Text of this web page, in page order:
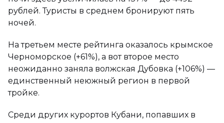
рублей. Туристы в среднем бронируют пять
ночей.
На третьем месте рейтинга оказалось крымское
Черноморское (+61%), а вот второе место
неожиданно заняла волжская Дубовка (+106%) —
единственный неюжный регион в первой
тройке.
Среди других курортов Кубани, попавших в